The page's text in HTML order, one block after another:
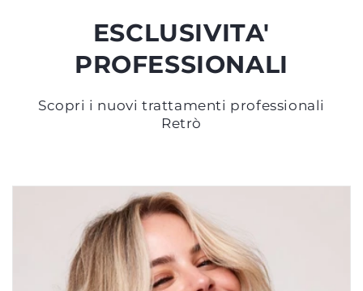
ESCLUSIVITA'
PROFESSIONALI
Scopri i nuovi trattamenti professionali
Retrò